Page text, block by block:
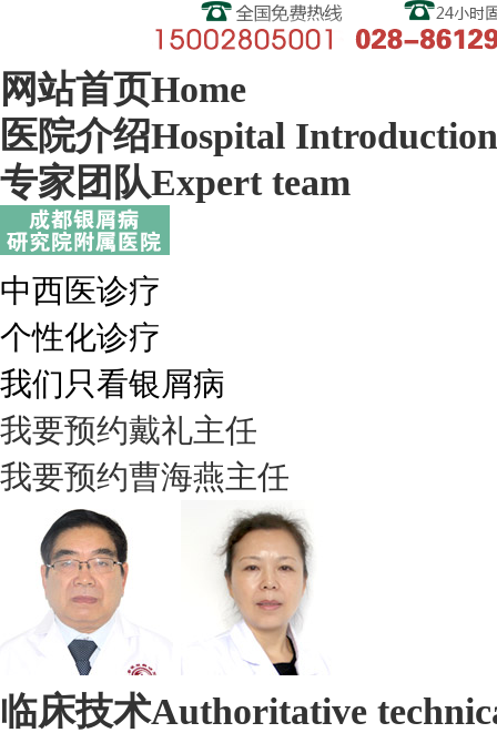
网站首页Home
医院介绍Hospital Introduction
专家团队Expert team
中西医诊疗
个性化诊疗
我们只看银屑病
我要预约戴礼主任
我要预约曹海燕主任
临床技术Authoritative